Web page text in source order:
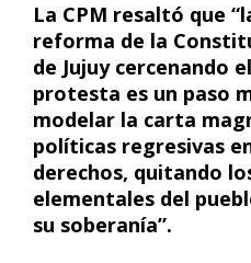
La CPM resaltó que
reforma de la
de Jujuy cercenando
protesta es un paso
modelar la carta
políticas regresivas
derechos, quitando
elementales del
su soberanía”.